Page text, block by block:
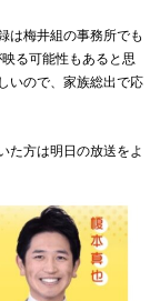
は梅井組の事務所でも
る可能性もあると思
いので、家族総出で応
た方は明日の放送をよ